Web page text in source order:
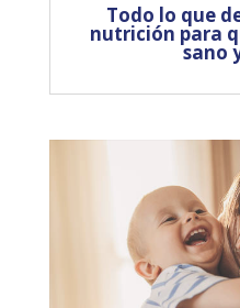
Todo lo que
nutrición para
sano